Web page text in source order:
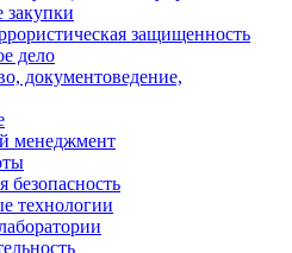
закупки
защищенность
дело
документоведение,
менеджмент
технологии